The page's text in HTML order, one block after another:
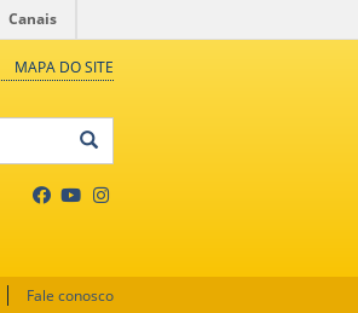
Canais
MAPA DO SITE
Fale conosco